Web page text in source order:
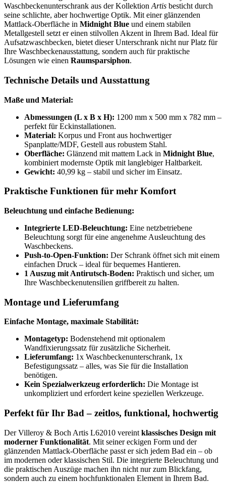
Waschbeckenunterschrank aus der Kollektion Artis besticht durch
seine schlichte, aber hochwertige Optik. Mit einer glänzenden
Mattlack-Oberfläche in Midnight Blue und einem stabilen
Metallgestell setzt er einen stilvollen Akzent in Ihrem Bad. Ideal für
Aufsatzwaschbecken, bietet dieser Unterschrank nicht nur Platz für
Ihre Waschbeckenausstattung, sondern auch für praktische
Lösungen wie einen Raumsparsiphon.
Technische Details und Ausstattung
Maße und Material:
Abmessungen (L x B x H): 1200 mm x 500 mm x 782 mm –
perfekt für Eckinstallationen.
Material: Korpus und Front aus hochwertiger
Spanplatte/MDF, Gestell aus robustem Stahl.
Oberfläche: Glänzend mit mattem Lack in Midnight Blue,
kombiniert modernste Optik mit langlebiger Haltbarkeit.
Gewicht: 40,99 kg – stabil und sicher im Einsatz.
Praktische Funktionen für mehr Komfort
Beleuchtung und einfache Bedienung:
Integrierte LED-Beleuchtung: Eine netzbetriebene
Beleuchtung sorgt für eine angenehme Ausleuchtung des
Waschbeckens.
Push-to-Open-Funktion: Der Schrank öffnet sich mit einem
einfachen Druck – ideal für bequemes Hantieren.
1 Auszug mit Antirutsch-Boden: Praktisch und sicher, um
Ihre Waschbeckenutensilien griffbereit zu halten.
Montage und Lieferumfang
Einfache Montage, maximale Stabilität:
Montagetyp: Bodenstehend mit optionalem
Wandfixierungssatz für zusätzliche Sicherheit.
Lieferumfang: 1x Waschbeckenunterschrank, 1x
Befestigungssatz – alles, was Sie für die Installation
benötigen.
Kein Spezialwerkzeug erforderlich: Die Montage ist
unkompliziert und erfordert keine speziellen Werkzeuge.
Perfekt für Ihr Bad – zeitlos, funktional, hochwertig
Der Villeroy & Boch Artis L62010 vereint klassisches Design mit
moderner Funktionalität. Mit seiner eckigen Form und der
glänzenden Mattlack-Oberfläche passt er sich jedem Bad ein – ob
im modernen oder klassischen Stil. Die integrierte Beleuchtung und
die praktischen Auszüge machen ihn nicht nur zum Blickfang,
sondern auch zu einem hochfunktionalen Element in Ihrem Bad.